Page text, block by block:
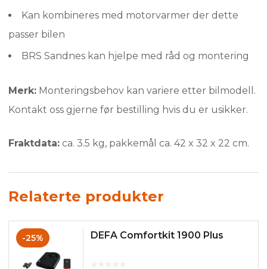
Kan kombineres med motorvarmer der dette
passer bilen
BRS Sandnes kan hjelpe med råd og montering
Merk: Monteringsbehov kan variere etter bilmodell.
Kontakt oss gjerne før bestilling hvis du er usikker.
Fraktdata: ca. 3.5 kg, pakkemål ca. 42 x 32 x 22 cm.
Relaterte produkter
-25% DEFA Comfortkit 1900 Plus